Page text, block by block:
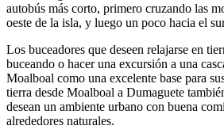
autobús más corto, primero cruzando las
oeste de la isla, y luego un poco hacia el
Los buceadores que deseen relajarse en
buceando o hacer una excursión a una
Moalboal como una excelente base para
tierra desde Moalboal a Dumaguete
desean un ambiente urbano con buena
alrededores naturales.